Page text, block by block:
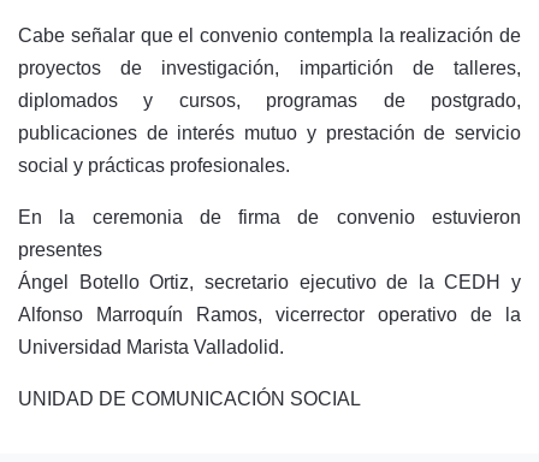
Cabe señalar que el convenio contempla la realización de
proyectos de investigación, impartición de talleres,
diplomados y cursos, programas de postgrado,
publicaciones de interés mutuo y prestación de servicio
social y prácticas profesionales.
En la ceremonia de firma de convenio estuvieron
presentes
Ángel Botello Ortiz, secretario ejecutivo de la CEDH y
Alfonso Marroquín Ramos, vicerrector operativo de la
Universidad Marista Valladolid.
UNIDAD DE COMUNICACIÓN SOCIAL